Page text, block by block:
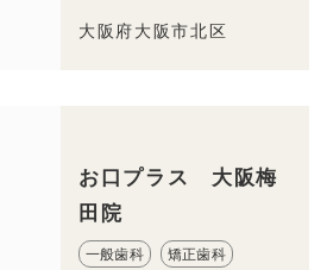
大阪府大阪市北区
お口プラス 大阪梅
田院
一般歯科 矯正歯科